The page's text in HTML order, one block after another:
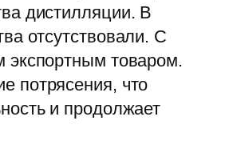
дистилляции. В
отсутствовали. С
экспортным товаром.
потрясения, что
и продолжает